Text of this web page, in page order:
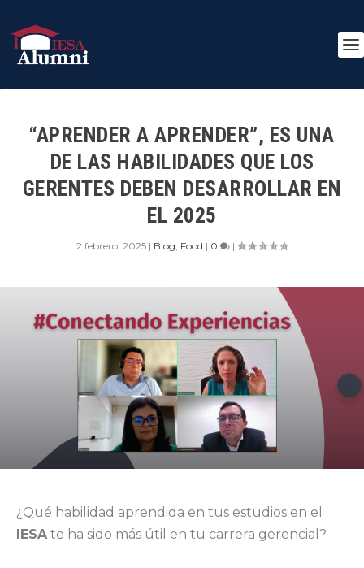
“APRENDER A APRENDER”, ES UNA
DE LAS HABILIDADES QUE LOS
GERENTES DEBEN DESARROLLAR EN
EL 2025
2 febrero, 2025 | Blog, Food | 0 |
¿Qué habilidad aprendida en tus estudios en el
IESAte ha sido más útil en tu carrera gerencial?